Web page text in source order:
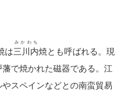
は三川内
みかわち
焼とも呼ばれる。現
で焼かれた磁器である。江
スペインなどとの南蛮貿易